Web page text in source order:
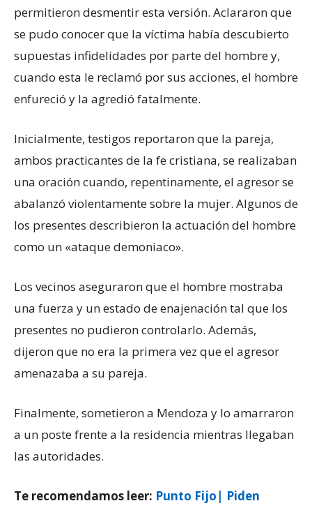
permitieron desmentir esta versión. Aclararon que
se pudo conocer que la víctima había descubierto
supuestas infidelidades por parte del hombre y,
cuando esta le reclamó por sus acciones, el hombre
enfureció y la agredió fatalmente.
Inicialmente, testigos reportaron que la pareja,
ambos practicantes de la fe cristiana, se realizaban
una oración cuando, repentinamente, el agresor se
abalanzó violentamente sobre la mujer. Algunos de
los presentes describieron la actuación del hombre
como un «ataque demoniaco».
Los vecinos aseguraron que el hombre mostraba
una fuerza y un estado de enajenación tal que los
presentes no pudieron controlarlo. Además,
dijeron que no era la primera vez que el agresor
amenazaba a su pareja.
Finalmente, sometieron a Mendoza y lo amarraron
a un poste frente a la residencia mientras llegaban
las autoridades.
Te recomendamos leer: Punto Fijo| Piden